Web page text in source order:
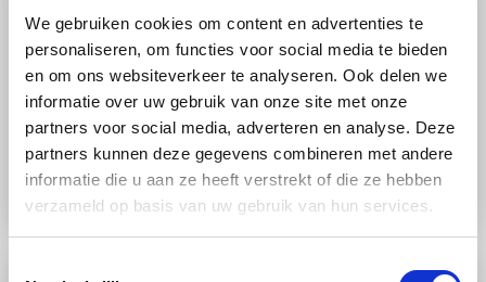
We gebruiken cookies om content en advertenties te
personaliseren, om functies voor social media te bieden
en om ons websiteverkeer te analyseren. Ook delen we
informatie over uw gebruik van onze site met onze
partners voor social media, adverteren en analyse. Deze
partners kunnen deze gegevens combineren met andere
informatie die u aan ze heeft verstrekt of die ze hebben
verzameld op basis van uw gebruik van hun services.
RECEPT
Fruit Stoomoven Makkelijk
Groenten- en fruitblokjes